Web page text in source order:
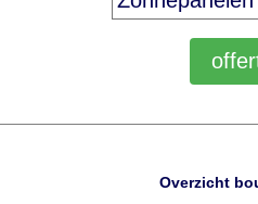
Overzicht